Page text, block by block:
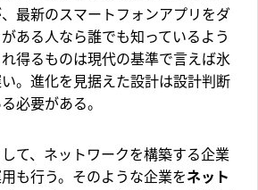
最新のスマートフォンアプリをダ
ある人なら誰でも知っているよう
得るものは現代の基準で言えば氷
。進化を見据えた設計は設計判断
必要がある。
て、ネットワークを構築する企業
も行う。そのような企業をネット